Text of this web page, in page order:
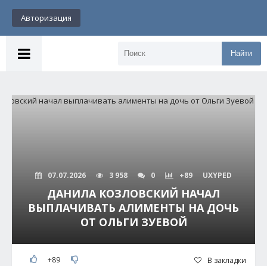
Авторизация
Найти
07.07.2026 3 958 0 +89 UXYPED
ДАНИЛА КОЗЛОВСКИЙ НАЧАЛ
ВЫПЛАЧИВАТЬ АЛИМЕНТЫ НА ДОЧЬ
ОТ ОЛЬГИ ЗУЕВОЙ
+89 В закладки